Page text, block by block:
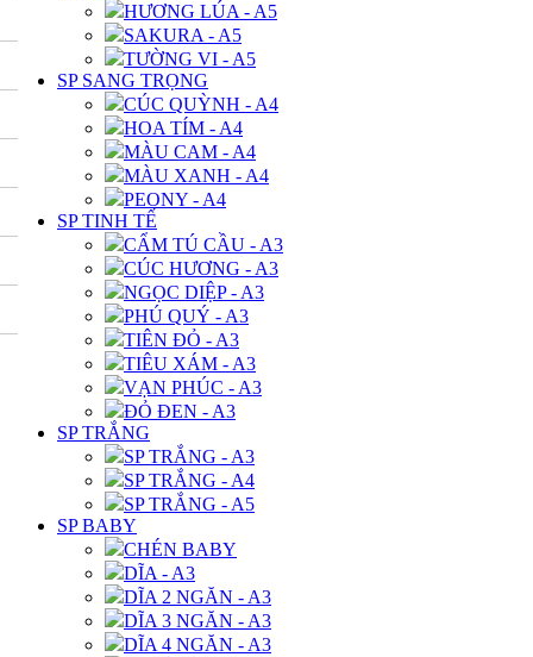
HƯƠNG LÚA - A5
SAKURA - A5
TƯỜNG VI - A5
SP SANG TRỌNG
CÚC QUỲNH - A4
HOA TÍM - A4
MÀU CAM - A4
MÀU XANH - A4
PEONY - A4
SP TINH TẾ
CẨM TÚ CẦU - A3
CÚC HƯƠNG - A3
NGỌC DIỆP - A3
PHÚ QUÝ - A3
TIÊN ĐỎ - A3
TIÊU XÁM - A3
VẠN PHÚC - A3
ĐỎ ĐEN - A3
SP TRẮNG
SP TRẮNG - A3
SP TRẮNG - A4
SP TRẮNG - A5
SP BABY
CHÉN BABY
DĨA - A3
DĨA 2 NGĂN - A3
DĨA 3 NGĂN - A3
DĨA 4 NGĂN - A3